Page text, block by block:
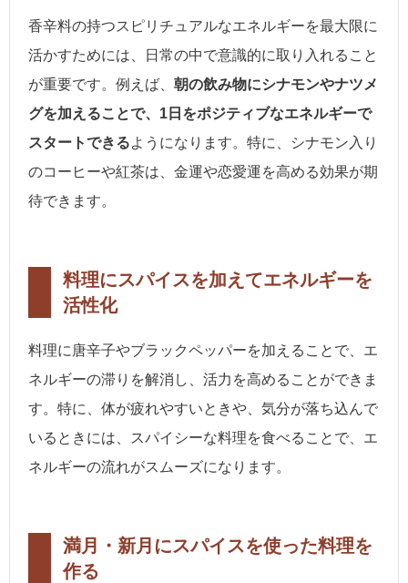
香辛料の持つスピリチュアルなエネルギーを最大限に
活かすためには、日常の中で意識的に取り入れること
が重要です。例えば、 朝の飲み物にシナモンやナツメ
グを加えることで、1日をポジティブなエネルギーで
スタートできるようになります。特に、シナモン入り
のコーヒーや紅茶は、金運や恋愛運を高める効果が期
待できます。
料理にスパイスを加えてエネルギーを
活性化
料理に唐辛子やブラックペッパーを加えることで、エ
ネルギーの滞りを解消し、活力を高めることができま
す。特に、体が疲れやすいときや、気分が落ち込んで
いるときには、スパイシーな料理を食べることで、エ
ネルギーの流れがスムーズになります。
満月・新月にスパイスを使った料理を
作る